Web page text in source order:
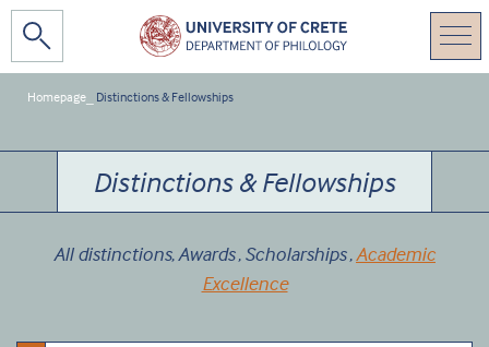
Homepage Distinctions & Fellowships
Distinctions & Fellowships
All distinctions,Awards, Scholarships,Academic
Excellence